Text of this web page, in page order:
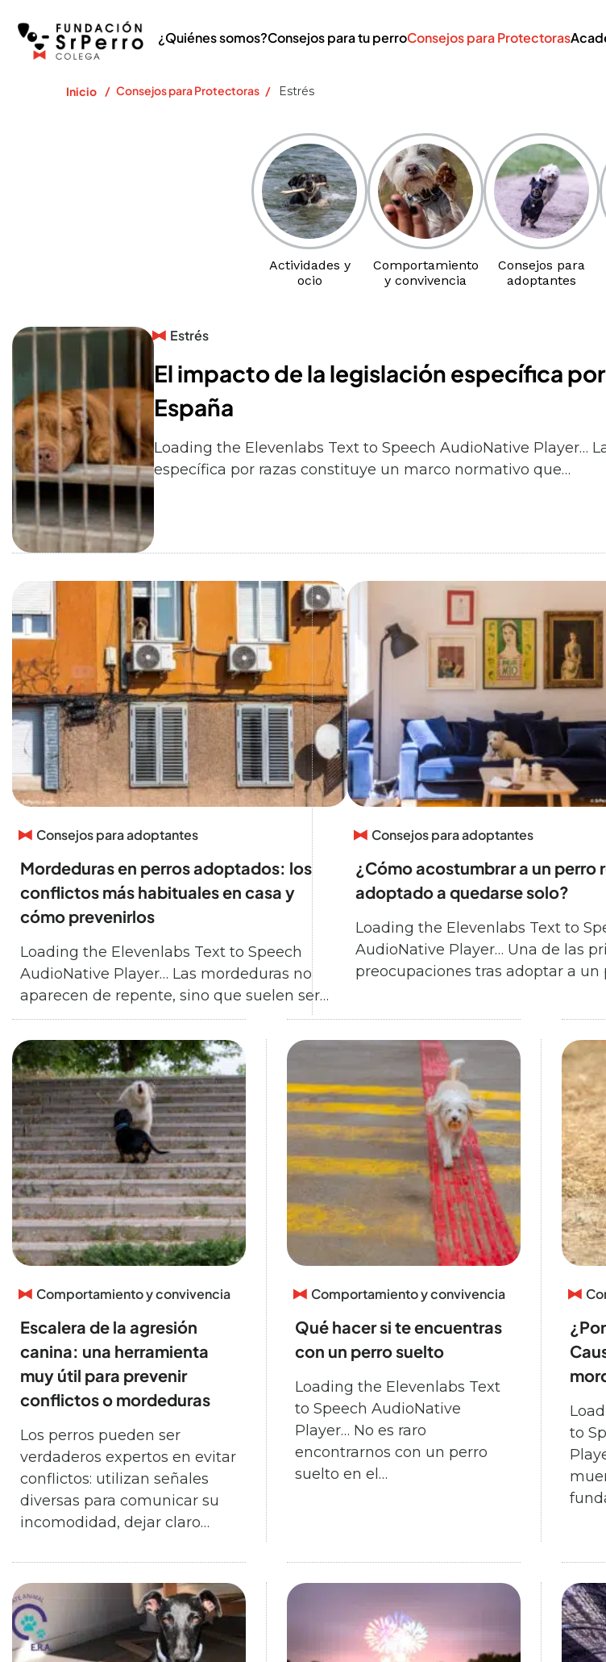
¿Quiénes somos?Consejos para tu perroConsejos para Protectoras
Inicio / Consejos para Protectoras / Estrés
Actividades y
ocio
Comportamiento
y convivencia
Consejos para
adoptantes
Estrés
El impacto de la legislación específica por
España
Loading the Elevenlabs Text to Speech AudioNative Player…
específica por razas constituye un marco normativo que…
Consejos para adoptantes
Mordeduras en perros adoptados: los
conflictos más habituales en casa y
cómo prevenirlos
Loading the Elevenlabs Text to Speech
AudioNative Player… Las mordeduras no
aparecen de repente, sino que suelen ser…
Consejos para adoptantes
¿Cómo acostumbrar a un perro
adoptado a quedarse solo?
Loading the Elevenlabs Text to
AudioNative Player… Una de las
preocupaciones tras adoptar a un
Comportamiento y convivencia
Escalera de la agresión
canina: una herramienta
muy útil para prevenir
conflictos o mordeduras
Los perros pueden ser
verdaderos expertos en evitar
conflictos: utilizan señales
diversas para comunicar su
incomodidad, dejar claro…
Comportamiento y convivencia
Qué hacer si te encuentras
con un perro suelto
Loading the Elevenlabs Text
to Speech AudioNative
Player… No es raro
encontrarnos con un perro
suelto en el…
to